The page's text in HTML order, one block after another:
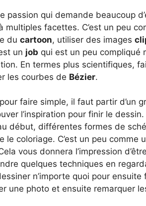
passion qui demande beaucoup
multiples facettes. C’est un peu
du cartoon, utiliser des images
un job qui est un peu compliqué
En termes plus scientifiques,
les courbes de Bézier.
faire simple, il faut partir d’un
l’inspiration pour finir le
début, différentes formes de
le coloriage. C’est un peu comme
vous donnera l’impression
quelques techniques en
n’importe quoi pour
une photo et ensuite remarquer